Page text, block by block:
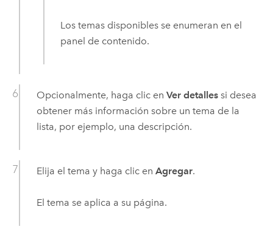
Los temas disponibles se enumeran en el
panel de contenido.
Opcionalmente, haga clic en Ver detallessi desea
obtener más información sobre un tema de la
lista, por ejemplo, una descripción.
Elija el tema y haga clic en Agregar.
El tema se aplica a su página.